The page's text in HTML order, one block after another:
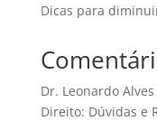
Dicas para
Dr. Leonardo Alves
Direito: Dúvidas e